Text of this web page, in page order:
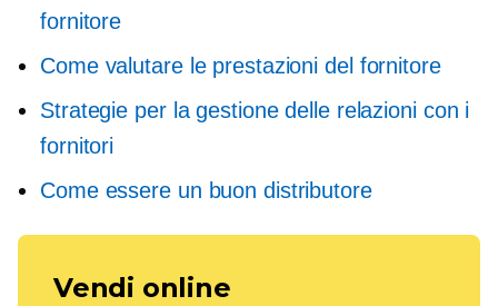
fornitore
Come valutare le prestazioni del fornitore
Strategie per la gestione delle relazioni con i
fornitori
Come essere un buon distributore
Vendi online